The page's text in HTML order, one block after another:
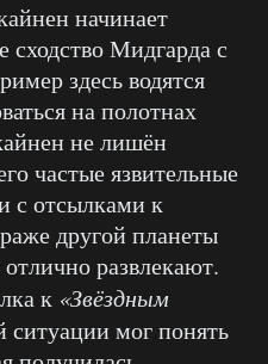
начинает
сходство Мидгарда с
здесь водятся
на полотнах
не лишён
частые язвительные
с отсылками к
другой планеты
развлекают.
к «Звёздным
ситуации мог понять